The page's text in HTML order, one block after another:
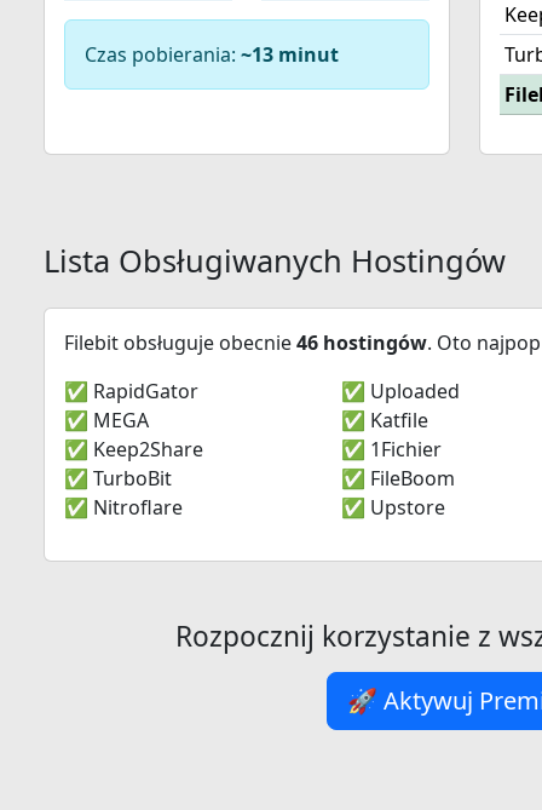
Czas pobierania: ~13 minut
Lista Obsługiwanych Hostingów
Filebit obsługuje obecnie46 hostingów. Oto
✅ RapidGator
✅ MEGA
✅ Keep2Share
✅ TurboBit
✅ Nitroflare
✅ Uploaded
✅ Katfile
✅ 1Fichier
✅ FileBoom
✅ Upstore
Rozpocznij korzystanie z
🚀 Aktywuj